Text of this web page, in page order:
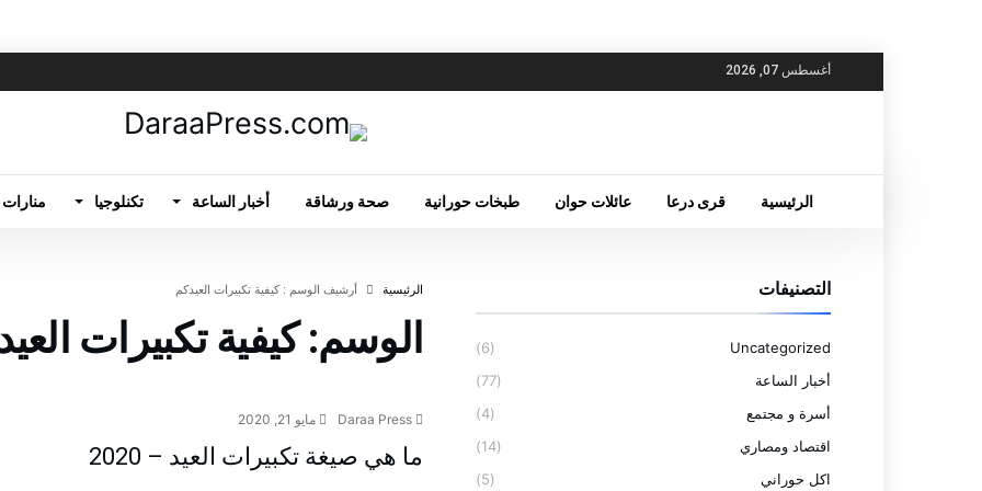
أغسطس 07, 2026
الرئيسية قرى درعا عائلات حوان طبخات حورانية صحة ورشاقة أخبار الساعة تكنلوجيا
‫الرئيسية‬ ‫أرشيف الوسم :‬ كيفية تكبيرات العيدكم
الوسم:كيفية تكبيرات
مايو 21, 2020
ما هي صيغة تكبيرات العيد – 2020
التصنيفات
Uncategorized
(6)
أخبار الساعة
(77)
أسرة و مجتمع
(4)
اقتصاد ومصاري
(14)
اكل حوراني
(5)